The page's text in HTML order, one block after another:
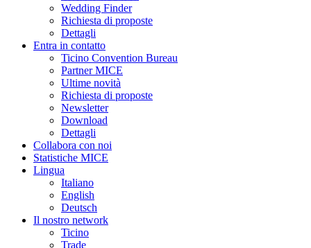
Wedding Finder
Richiesta di proposte
Dettagli
Entra in contatto
Ticino Convention Bureau
Partner MICE
Ultime novità
Richiesta di proposte
Newsletter
Download
Dettagli
Collabora con noi
Statistiche MICE
Lingua
Italiano
English
Deutsch
Il nostro network
Ticino
Trade